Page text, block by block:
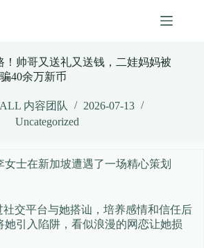
！帅哥又送礼又送钱，二娃妈妈被
骗40余万新币
内容团队
2026-07-13
Uncategorized
士在新加坡遭遇了一场精心策划
社交平台与她搭讪，培养感情和信任后
她引入陷阱，看似浪漫的网恋让她损